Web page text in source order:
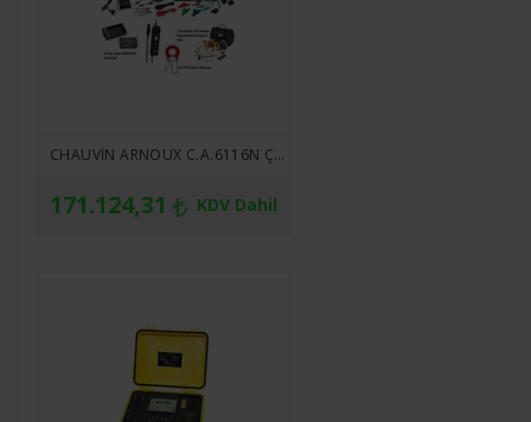
CHAUVIN ARNOUX C.A.6116N ÇOK FONKSIYONLU TESISAT TEST CIHAZI SETI ( 3P 50 METRE KAZIK KITI VE C177A AKIM KLAMBI ILE BIRLIKTE)
171.124,31 KDV Dahil